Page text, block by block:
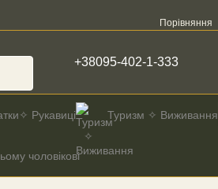
Порівняння
+38095-402-1-333
Рукавиці Туризм ✧ Виживання
чоловікові